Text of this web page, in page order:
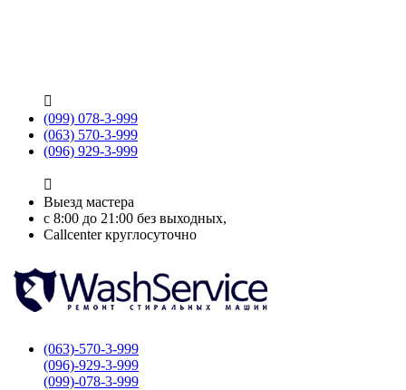

(099) 078-3-999
(063) 570-3-999
(096) 929-3-999

Выезд мастера
с 8:00 до 21:00 без выходных,
Callcenter круглосуточно
(063)-570-3-999
(096)-929-3-999
(099)-078-3-999